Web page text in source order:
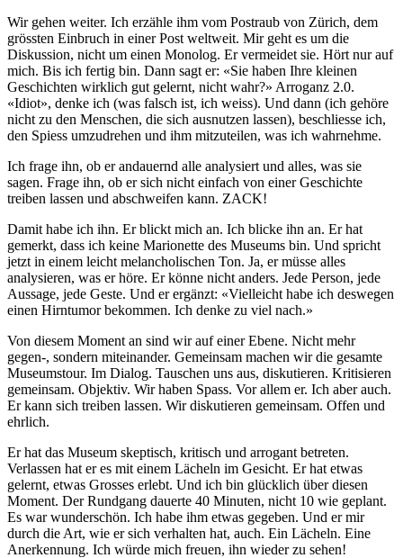
Wir gehen weiter. Ich erzähle ihm vom Postraub von Zürich, dem
grössten Einbruch in einer Post weltweit. Mir geht es um die
Diskussion, nicht um einen Monolog. Er vermeidet sie. Hört nur auf
mich. Bis ich fertig bin. Dann sagt er: «Sie haben Ihre kleinen
Geschichten wirklich gut gelernt, nicht wahr?» Arroganz 2.0.
«Idiot», denke ich (was falsch ist, ich weiss). Und dann (ich gehöre
nicht zu den Menschen, die sich ausnutzen lassen), beschliesse ich,
den Spiess umzudrehen und ihm mitzuteilen, was ich wahrnehme.
Ich frage ihn, ob er andauernd alle analysiert und alles, was sie
sagen. Frage ihn, ob er sich nicht einfach von einer Geschichte
treiben lassen und abschweifen kann. ZACK!
Damit habe ich ihn. Er blickt mich an. Ich blicke ihn an. Er hat
gemerkt, dass ich keine Marionette des Museums bin. Und spricht
jetzt in einem leicht melancholischen Ton. Ja, er müsse alles
analysieren, was er höre. Er könne nicht anders. Jede Person, jede
Aussage, jede Geste. Und er ergänzt: «Vielleicht habe ich deswegen
einen Hirntumor bekommen. Ich denke zu viel nach.»
Von diesem Moment an sind wir auf einer Ebene. Nicht mehr
gegen-, sondern miteinander. Gemeinsam machen wir die gesamte
Museumstour. Im Dialog. Tauschen uns aus, diskutieren. Kritisieren
gemeinsam. Objektiv. Wir haben Spass. Vor allem er. Ich aber auch.
Er kann sich treiben lassen. Wir diskutieren gemeinsam. Offen und
ehrlich.
Er hat das Museum skeptisch, kritisch und arrogant betreten.
Verlassen hat er es mit einem Lächeln im Gesicht. Er hat etwas
gelernt, etwas Grosses erlebt. Und ich bin glücklich über diesen
Moment. Der Rundgang dauerte 40 Minuten, nicht 10 wie geplant.
Es war wunderschön. Ich habe ihm etwas gegeben. Und er mir
durch die Art, wie er sich verhalten hat, auch. Ein Lächeln. Eine
Anerkennung. Ich würde mich freuen, ihn wieder zu sehen!